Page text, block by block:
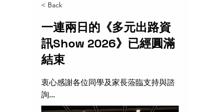
< Back
一連兩日的《多元出路資
訊Show 2026》已經圓滿
結束
衷心感謝各位同學及家長蒞臨支持與諮
詢...